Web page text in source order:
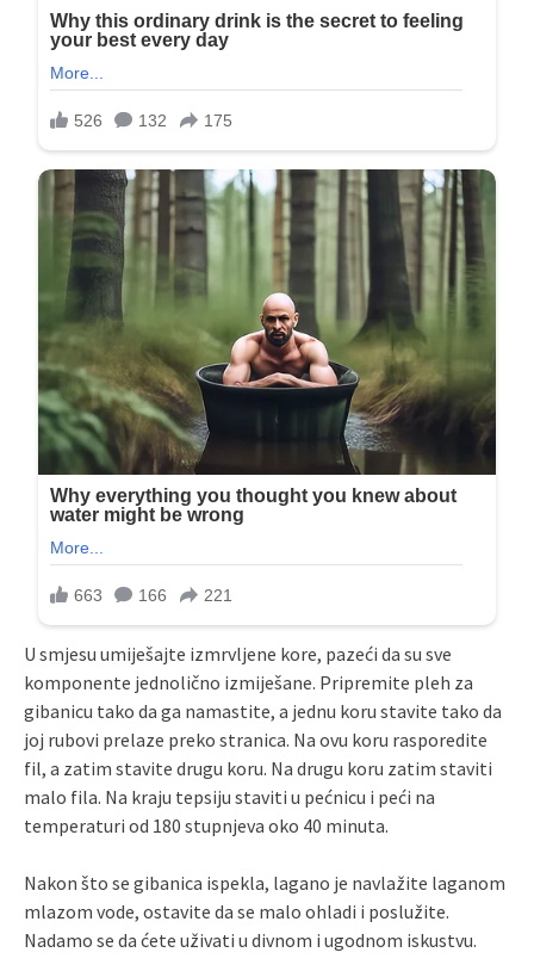
U smjesu umiješajte izmrvljene kore, pazeći da su sve
komponente jednolično izmiješane. Pripremite pleh za
gibanicu tako da ga namastite, a jednu koru stavite tako da
joj rubovi prelaze preko stranica. Na ovu koru rasporedite
fil, a zatim stavite drugu koru. Na drugu koru zatim staviti
malo fila. Na kraju tepsiju staviti u pećnicu i peći na
temperaturi od 180 stupnjeva oko 40 minuta.
Nakon što se gibanica ispekla, lagano je navlažite laganom
mlazom vode, ostavite da se malo ohladi i poslužite.
Nadamo se da ćete uživati ​​u divnom i ugodnom iskustvu.